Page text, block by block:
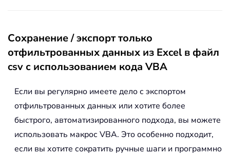
Сохранение / экспорт только
отфильтрованных данных из Excel в файл
csv с использованием кода VBA
Если вы регулярно имеете дело с экспортом
отфильтрованных данных или хотите более
быстрого, автоматизированного подхода, вы можете
использовать макрос VBA. Это особенно подходит,
если вы хотите сократить ручные шаги и программно